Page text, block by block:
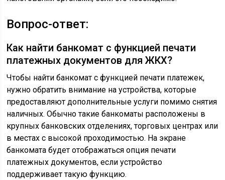
Вопрос-ответ:
Как найти банкомат с функцией печати
платежных документов для ЖКХ?
Чтобы найти банкомат с функцией печати платежек,
нужно обратить внимание на устройства, которые
предоставляют дополнительные услуги помимо снятия
наличных. Обычно такие банкоматы расположены в
крупных банковских отделениях, торговых центрах или
в местах с высокой проходимостью. На экране
банкомата будет отображаться опция печати
платежных документов, если устройство
поддерживает такую функцию.